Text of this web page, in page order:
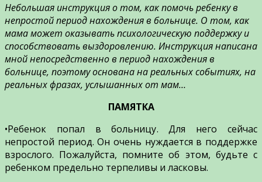
Небольшая инструкция о том, как помочь ребенку в
непростой период нахождения в больнице. О том, как
мама может оказывать психологическую поддержку и
способствовать выздоровлению. Инструкция написана
мной непосредственно в период нахождения в
больнице, поэтому основана на реальных событиях, на
реальных фразах, услышанных от мам…
ПАМЯТКА
•Ребенок попал в больницу. Для него сейчас
непростой период. Он очень нуждается в поддержке
взрослого. Пожалуйста, помните об этом, будьте с
ребенком предельно терпеливы и ласковы.